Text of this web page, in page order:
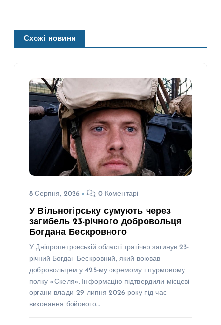
Схожі новини
8 Серпня, 2026 0 Коментарі
У Вільногірську сумують через
загибель 23-річного добровольця
Богдана Бескровного
У Дніпропетровській області трагічно загинув 23-
річний Богдан Бескровний, який воював
добровольцем у 425-му окремому штурмовому
полку «Скеля». Інформацію підтвердили місцеві
органи влади. 29 липня 2026 року під час
виконання бойового…